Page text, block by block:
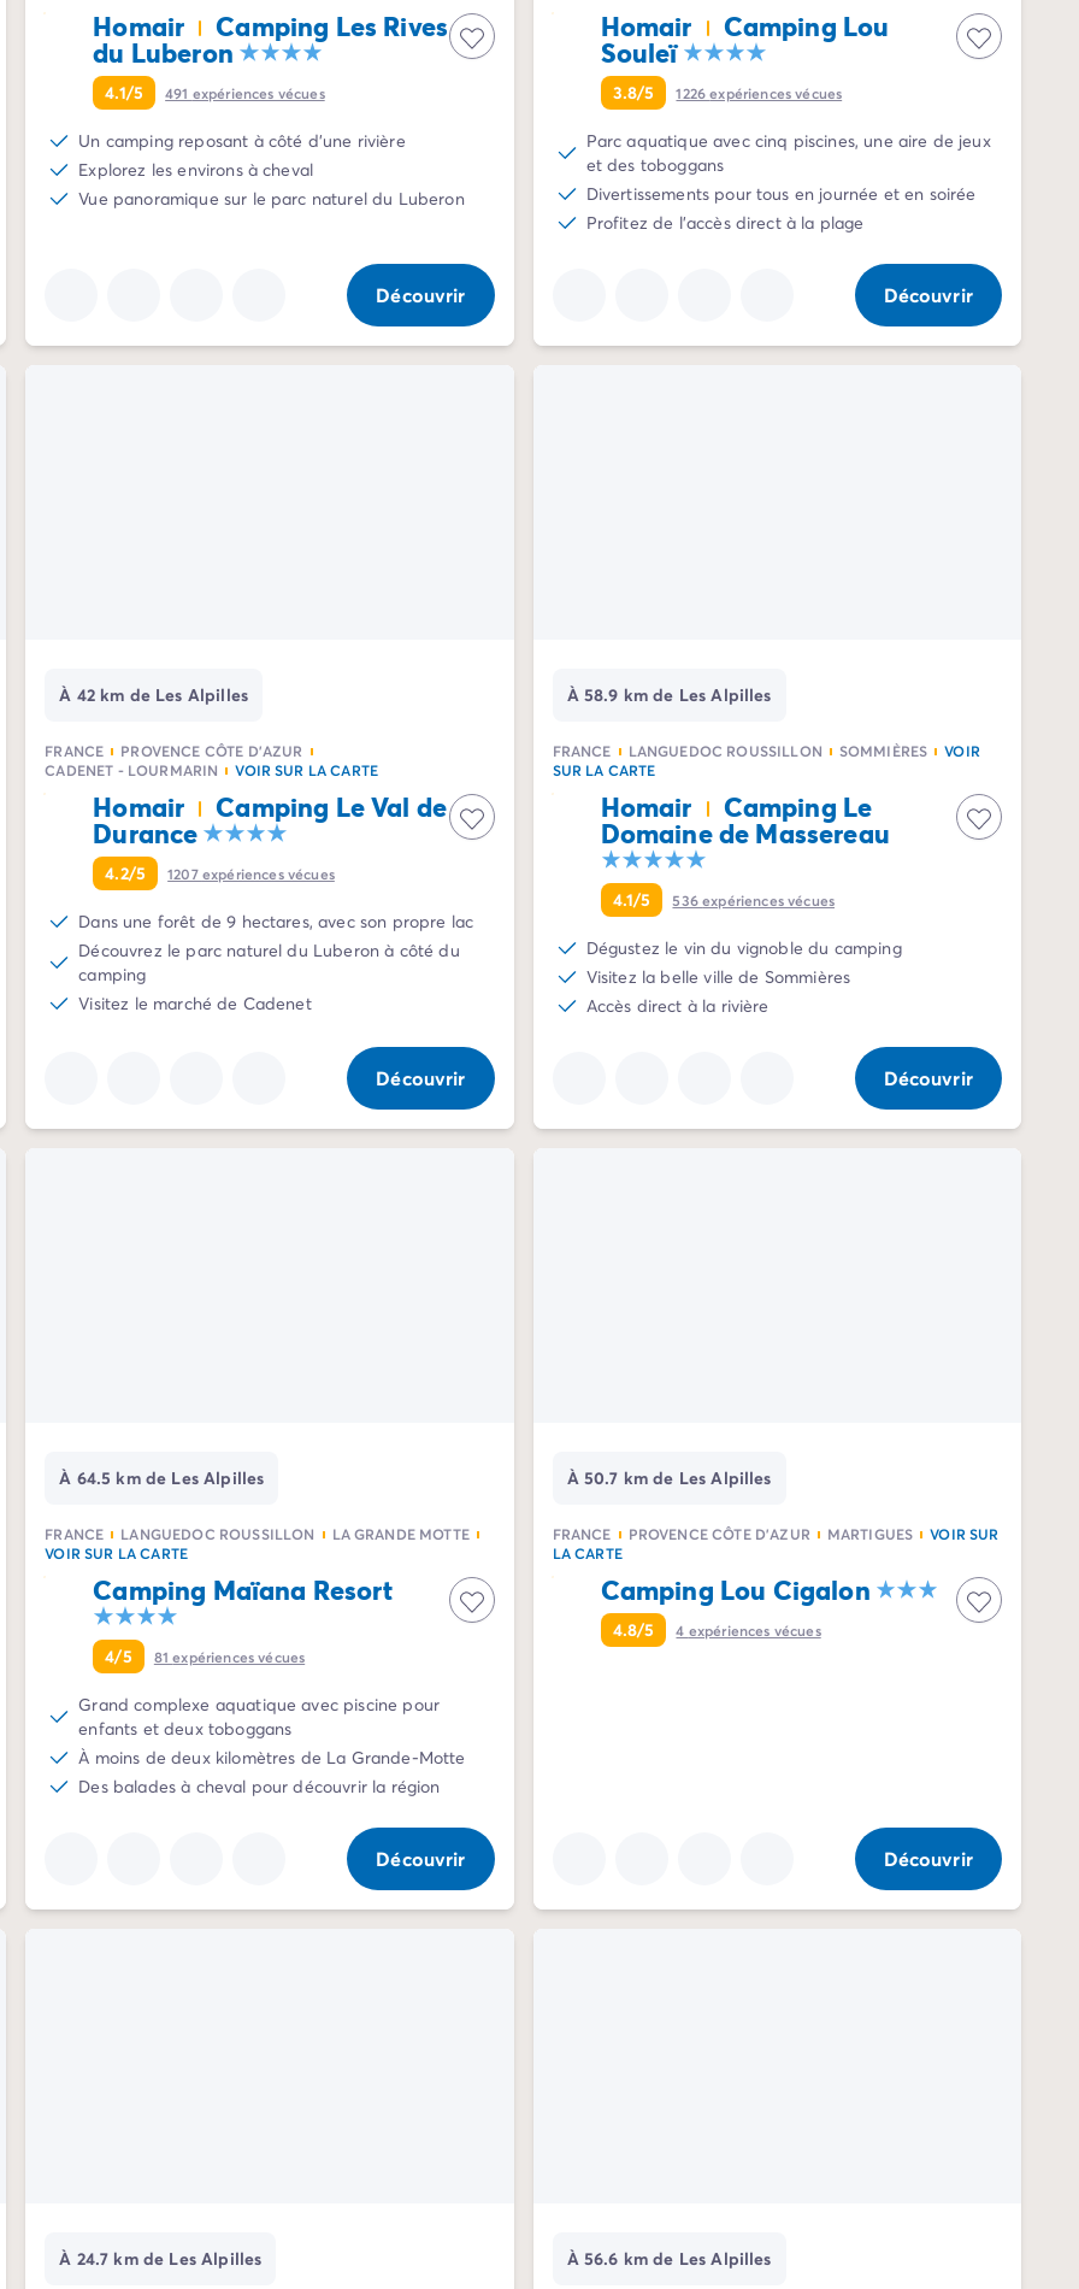
Homair Camping Les Rives
du Luberon
4.1/5 491 expériences vécues
Un camping reposant à côté d'une rivière
Explorez les environs à cheval
Vue panoramique sur le parc naturel du Luberon
Découvrir
Homair Camping Lou
Souleï
3.8/5 1226expériences vécues
Parc aquatique avec cinq piscines, une aire de jeux
et des toboggans
Divertissements pour tous en journée et en soirée
Profitez de l'accès direct à la plage
Découvrir
À 42 km de Les Alpilles
FRANCE
PROVENCE CÔTE D'AZUR
CADENET - LOURMARIN
VOIR SUR LA CARTE
Homair Camping Le Val de
Durance
4.2/5 1207expériences vécues
Dans une forêt de 9 hectares, avec son propre lac
Découvrez le parc naturel du Luberon à côté du
camping
Visitez le marché de Cadenet
Découvrir
À 58.9 km de Les Alpilles
FRANCE LANGUEDOC ROUSSILLON SOMMIÈRES
VOIR
SUR LA CARTE
Homair Camping Le
Domaine de Massereau
4.1/5 536expériences vécues
Dégustez le vin du vignoble du camping
Visitez la belle ville de Sommières
Accès direct à la rivière
Découvrir
À 64.5 km de Les Alpilles
FRANCE LANGUEDOC ROUSSILLON
LA GRANDE MOTTE
VOIR SUR LA CARTE
Camping Maïana Resort
4/5 81expériences vécues
Grand complexe aquatique avec piscine pour
enfants et deux toboggans
À moins de deux kilomètres de La Grande-Motte
Des balades à cheval pour découvrir la région
Découvrir
À 50.7 km de Les Alpilles
FRANCE PROVENCE CÔTE D'AZUR MARTIGUES
VOIR SUR
LA CARTE
Camping Lou Cigalon
4.8/5 4 expériences vécues
Découvrir
À 24.7 km de Les Alpilles À 56.6 km de Les Alpilles